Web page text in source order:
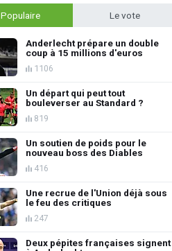
Populaire Le vote
Anderlecht prépare un double
coup à 15 millions d'euros
1106
Un départ qui peut tout
bouleverser au Standard ?
819
Un soutien de poids pour le
nouveau boss des Diables
416
Une recrue de l'Union déjà sous
le feu des critiques
247
Deux pépites françaises signent